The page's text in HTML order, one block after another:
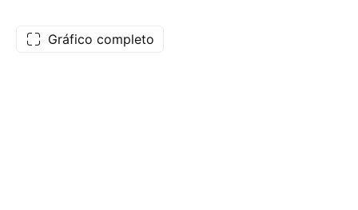
Gráfico completo